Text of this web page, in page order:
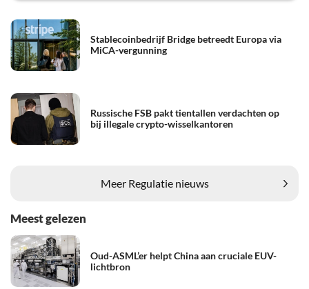
Stablecoinbedrijf Bridge betreedt Europa via
MiCA-vergunning
Russische FSB pakt tientallen verdachten op
bij illegale crypto-wisselkantoren
Meer Regulatie nieuws
Meest gelezen
Oud-ASML’er helpt China aan cruciale EUV-
lichtbron